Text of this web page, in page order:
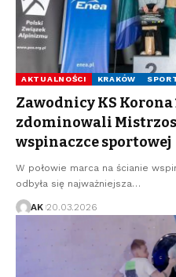
AKTUALNOŚCI KRAKÓW
Zawodnicy KS Korona
zdominowali
wspinaczce sportowej
W połowie marca na ścianie
odbyła się najważniejsza…
AK 20.03.2026